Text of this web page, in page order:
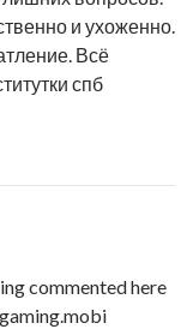
и ухоженно.
Всё
спб
commented here